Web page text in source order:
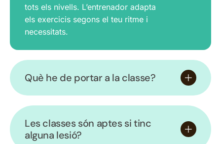
tots els nivells. L’entrenador adapta
els exercicis segons el teu ritme i
necessitats.
Què he de portar a la classe?
Les classes són aptes si tinc
alguna lesió?